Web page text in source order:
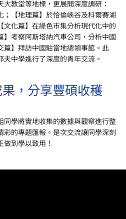
教堂等地標，更展開深度調研：
；【地理篇】於恰倫峽谷及科爾賽湖
化篇】在綠色市集分析現代化中的
考察阿斯塔納汽車公司，分析中國
篇】拜訪中國駐當地總領事館。此
中學進行了深度的青年交流。
，分享豐碩收穫
同學將實地收集的數據與觀察進行整
的專題匯報。是次交流讓同學深刻
到學以致用！